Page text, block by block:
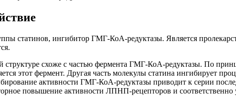
статинов, ингибитор ГМГ-КоА-редуктазы. Является
структуре схоже с частью фермента ГМГ-КоА-редуктазы. По
этот фермент. Другая часть молекулы статина ингибирует
активности ГМГ-КоА-редуктазы приводит к серии
повышение активности ЛПНП-рецепторов и